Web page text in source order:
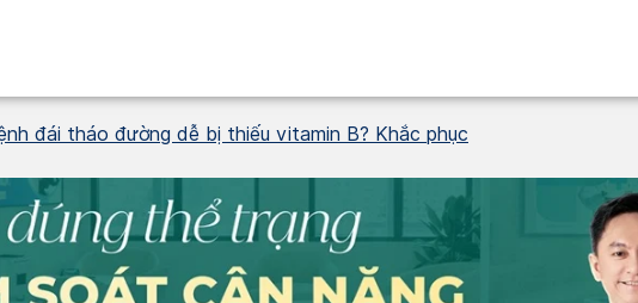
đái tháo đường dễ bị thiếu vitamin B? Khắc phục